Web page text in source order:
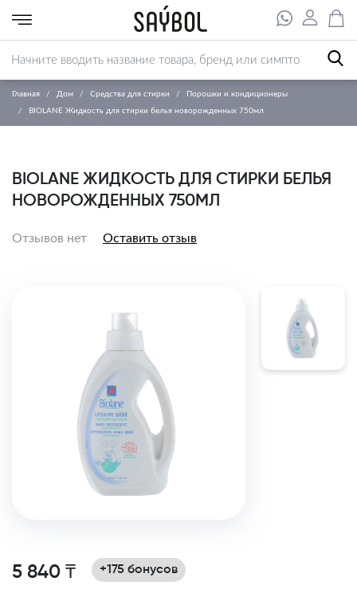
Главная Дом Средства для стирки Порошки и кондиционеры
BIOLANE Жидкость для стирки белья новорожденных 750мл
BIOLANE ЖИДКОСТЬ ДЛЯ СТИРКИ БЕЛЬЯ
НОВОРОЖДЕННЫХ 750МЛ
Отзывов нет Оставить отзыв
5 840 ₸ +175 бонусов